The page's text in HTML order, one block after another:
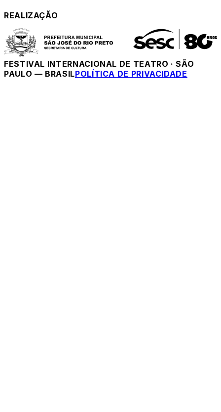
REALIZAÇÃO
FESTIVAL INTERNACIONAL DE TEATRO ·SÃO
PAULO — BRASILPOLÍTICA DE PRIVACIDADE